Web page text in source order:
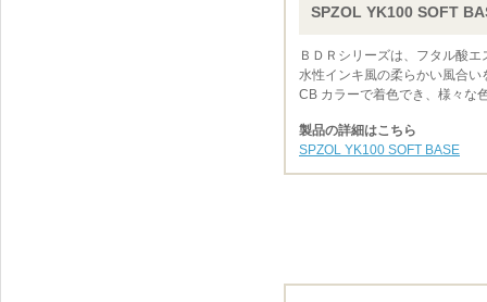
SPZOL YK100 SOFT
ＢＤＲシリーズは、フタル酸
水性インキ風の柔らかい風合
CB カラーで着色でき、様々な
製品の詳細はこちら
SPZOL YK100 SOFT BASE